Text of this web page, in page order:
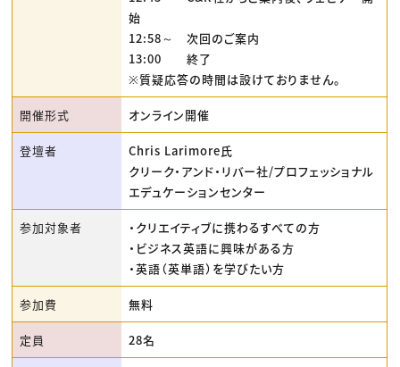
始
12:58～ 次回のご案内
13:00 終了
※質疑応答の時間は設けておりません。
開催形式 オンライン開催
登壇者
Chris Larimore氏
クリーク・アンド・リバー社/プロフェッショナル
エデュケーションセンター
参加対象者
・クリエイティブに携わるすべての方
・ビジネス英語に興味がある方
・英語（英単語）を学びたい方
参加費 無料
定員 28名